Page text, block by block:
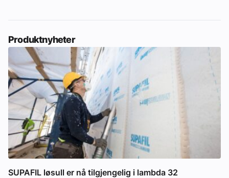
Produktnyheter
SUPAFIL løsull er nå tilgjengelig i lambda 32